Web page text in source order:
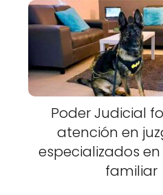
Poder Judicial
atención en
especializados
familiar